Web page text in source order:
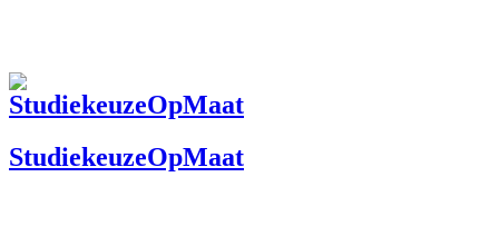
StudiekeuzeOpMaat